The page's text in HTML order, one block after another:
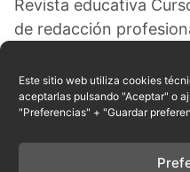
Este sitio web utiliza cookies
aceptarlas pulsando "Aceptar" o
"Preferencias" + "Guardar
Revista educativa
de redacción
Red educativa.
desde el sitio web:
https://
una-computadora.html